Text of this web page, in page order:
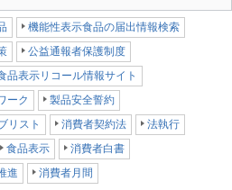
機能性表示食品の届出情報検索
公益通報者保護制度
品表示リコール情報サイト
ーク
製品安全誓約
リスト
消費者契約法
法執行
食品表示
消費者白書
進
消費者月間